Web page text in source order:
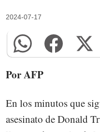
2024-07-17
Por AFP
En los minutos que
asesinato de Donald